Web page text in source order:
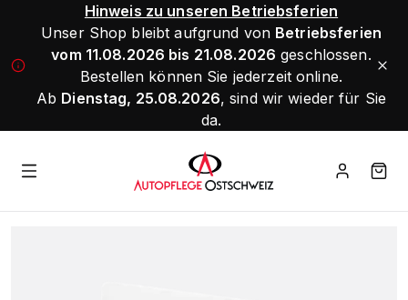
Hinweis zu unseren Betriebsferien
Unser Shop bleibt aufgrund von Betriebsferien
vom 11.08.2026 bis 21.08.2026 geschlossen.
Bestellen können Sie jederzeit online.
Ab Dienstag, 25.08.2026, sind wir wieder für Sie
da.